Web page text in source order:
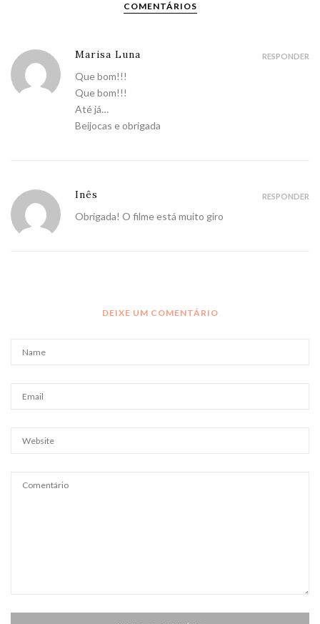
COMENTÁRIOS
Marisa Luna
Que bom!!!
Que bom!!!
Até já…
Beijocas e obrigada
RESPONDER
Inês
Obrigada! O filme está muito giro
RESPONDER
DEIXE UM COMENTÁRIO